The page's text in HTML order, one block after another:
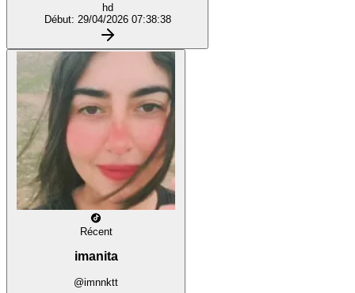
hd
Début: 29/04/2026 07:38:38
Récent
imanita
@imnnktt